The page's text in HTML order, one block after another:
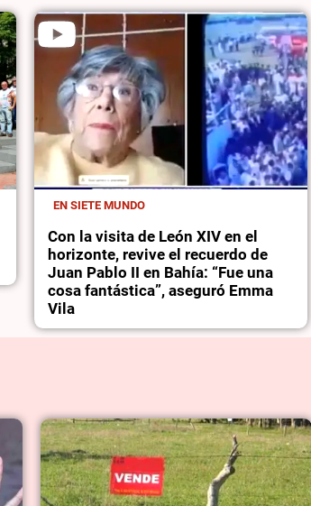
EN SIETE MUNDO
Con la visita de León XIV en el
horizonte, revive el recuerdo de
Juan Pablo II en Bahía: “Fue una
cosa fantástica”, aseguró Emma
Vila